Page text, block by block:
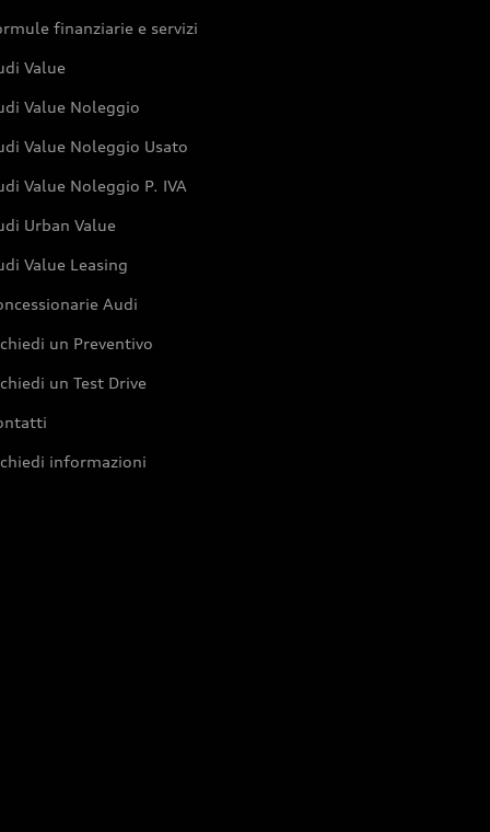
finanziarie e servizi
Value
Value Noleggio
Value Noleggio Usato
Value Noleggio P. IVA
Urban Value
Value Leasing
Audi
un Preventivo
un Test Drive
informazioni